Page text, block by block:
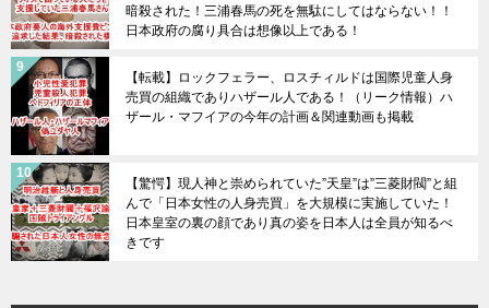
暗殺された！三浦春馬の死を無駄にしてはならない！！
日本政府の腐り具合は想像以上である！
【転載】ロックフェラー、ロスチィルドは国際児童人身
売買の組織でありハザール人である！（リーク情報）ハ
ザール・マフイアの今年の計画＆関連動画も掲載
【驚愕】現人神と崇められていた”天皇”は”三菱財閥”と組
んで「日本女性の人身売買」を大規模に実施していた！
日本皇室の裏の顔であり真の姿を日本人は全員が知るべ
きです